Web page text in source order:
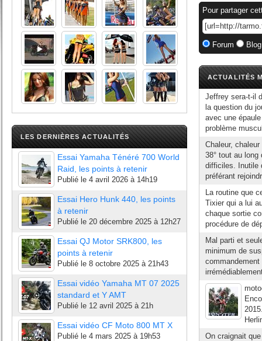
LES DERNIÈRES ACTUALITÉS
Essai Yamaha Ténéré 700 World
Raid, les points à retenir
Publié le 4 avril 2026 à 14h19
Essai Hero Hunk 440, les points
à retenir
Publié le 20 décembre 2025 à 12h27
Essai QJ Motor SRK800, les
points à retenir
Publié le 8 octobre 2025 à 21h43
Essai vidéo Yamaha MT 07 2025
standard et Y AMT
Publié le 12 avril 2025 à 21h
Essai vidéo CF Moto 800 MT X
Publié le 4 mars 2025 à 19h53
Pour partager
Forum
ACTUALITÉS
Jeffrey sera-t-il
la question du
avec une
problème
Chaleur,
38° tout au
difficiles. Inutile
préférant
La routine que
Tixier qui a lui
chaque sortie
procédure de
Mal parti et
minimum de
On craignait